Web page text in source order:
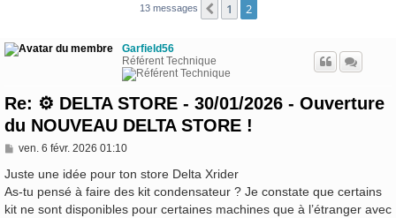
13 messages Précédente
1 2
Garfield56
Référent Technique
Re: ⚙️ DELTA STORE - 30/01/2026 - Ouverture
du NOUVEAU DELTA STORE !
M
s
a
g
ven. 6 févr. 2026 01:10
Juste une idée pour ton store Delta Xrider
As-tu pensé à faire des kit condensateur ? Je constate que certains
kit ne sont disponibles pour certaines machines que à l’étranger avec